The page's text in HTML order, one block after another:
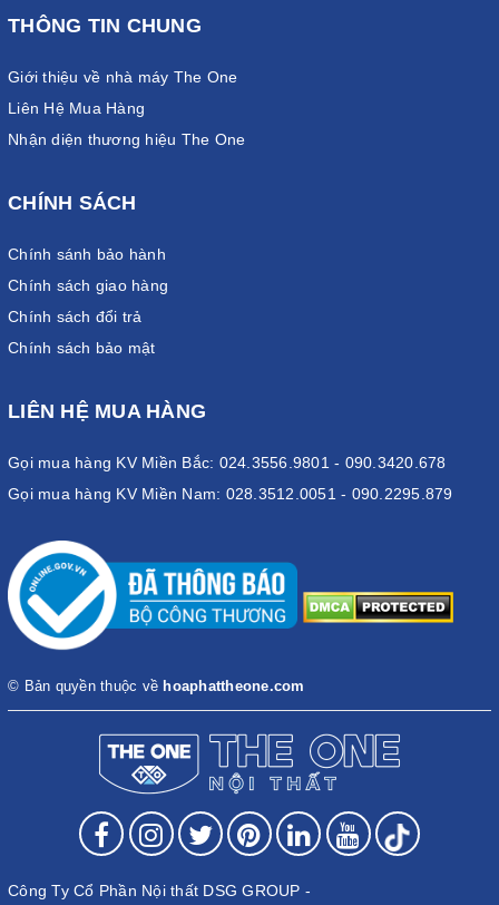
THÔNG TIN CHUNG
Giới thiệu về nhà máy The One
Liên Hệ Mua Hàng
Nhận diện thương hiệu The One
CHÍNH SÁCH
Chính sánh bảo hành
Chính sách giao hàng
Chính sách đổi trả
Chính sách bảo mật
LIÊN HỆ MUA HÀNG
Gọi mua hàng KV Miền Bắc: 024.3556.9801 - 090.3420.678
Gọi mua hàng KV Miền Nam: 028.3512.0051 - 090.2295.879
© Bản quyền thuộc về hoaphattheone.com
Công Ty Cổ Phần Nội thất DSG GROUP -